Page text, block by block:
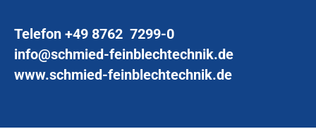
Telefon +49 8762 7299-0
info@schmied-feinblechtechnik.de
www.schmied-feinblechtechnik.de